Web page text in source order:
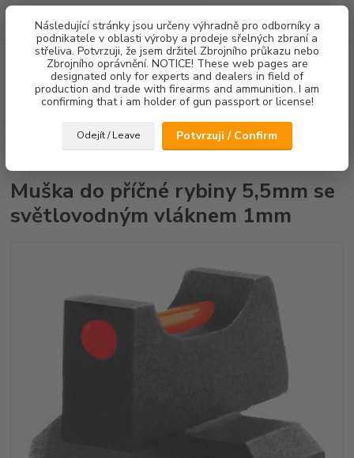
Následující stránky jsou určeny výhradně pro odborníky a
podnikatele v oblasti výroby a prodeje sřelných zbraní a
střeliva. Potvrzuji, že jsem držitel Zbrojního průkazu nebo
Zbrojního oprávnění. NOTICE! These web pages are
designated only for experts and dealers in field of
production and trade with firearms and ammunition. I am
confirming that i am holder of gun passport or license!
Odejít / Leave Potvrzuji / Confirm
Menu
Hledat
za0,00 Kč
CZ75/CZ85 Mušky
Muška do příčné rybiny 5,5mm
Muška do příčné rybiny 5,5mm se
světlovodným vláknem 1mm